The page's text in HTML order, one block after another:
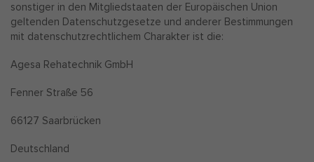
sonstiger in den Mitgliedstaaten der Europäischen Union
geltenden Datenschutzgesetze und anderer Bestimmungen
mit datenschutzrechtlichem Charakter ist die:
Agesa Rehatechnik GmbH
Fenner Straße 56
66127 Saarbrücken
Deutschland